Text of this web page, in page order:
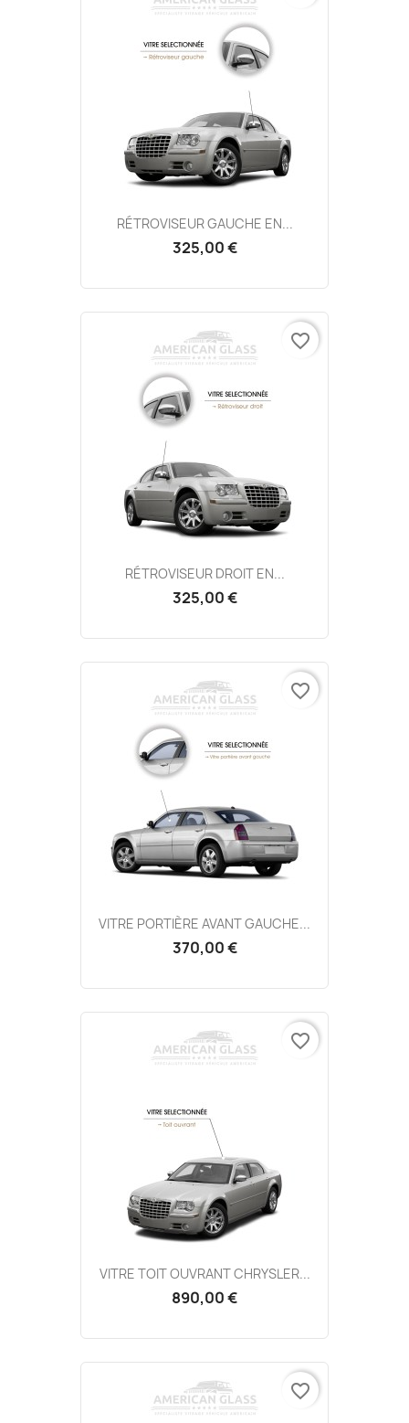
RÉTROVISEUR GAUCHE EN...
325,00 €
RÉTROVISEUR DROIT EN...
325,00 €
favorite_border
VITRE PORTIÈRE AVANT GAUCHE...
370,00 €
favorite_border
VITRE TOIT OUVRANT CHRYSLER...
890,00 €
favorite_border
favorite_border